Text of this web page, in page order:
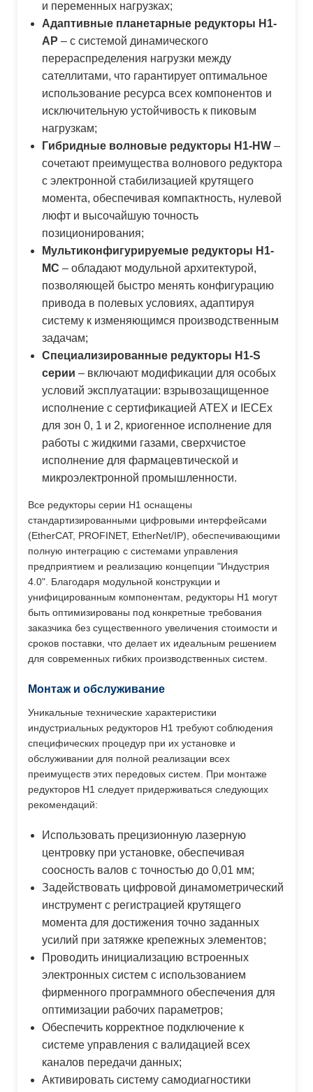
и переменных нагрузках;
Адаптивные планетарные редукторы H1-
AP – с системой динамического
перераспределения нагрузки между
сателлитами, что гарантирует оптимальное
использование ресурса всех компонентов и
исключительную устойчивость к пиковым
нагрузкам;
Гибридные волновые редукторы H1-HW –
сочетают преимущества волнового редуктора
с электронной стабилизацией крутящего
момента, обеспечивая компактность, нулевой
люфт и высочайшую точность
позиционирования;
Мультиконфигурируемые редукторы H1-
MC – обладают модульной архитектурой,
позволяющей быстро менять конфигурацию
привода в полевых условиях, адаптируя
систему к изменяющимся производственным
задачам;
Специализированные редукторы H1-S
серии – включают модификации для особых
условий эксплуатации: взрывозащищенное
исполнение с сертификацией ATEX и IECEx
для зон 0, 1 и 2, криогенное исполнение для
работы с жидкими газами, сверхчистое
исполнение для фармацевтической и
микроэлектронной промышленности.
Все редукторы серии H1 оснащены
стандартизированными цифровыми интерфейсами
(EtherCAT, PROFINET, EtherNet/IP), обеспечивающими
полную интеграцию с системами управления
предприятием и реализацию концепции "Индустрия
4.0". Благодаря модульной конструкции и
унифицированным компонентам, редукторы H1 могут
быть оптимизированы под конкретные требования
заказчика без существенного увеличения стоимости и
сроков поставки, что делает их идеальным решением
для современных гибких производственных систем.
Монтаж и обслуживание
Уникальные технические характеристики
индустриальных редукторов H1 требуют соблюдения
специфических процедур при их установке и
обслуживании для полной реализации всех
преимуществ этих передовых систем. При монтаже
редукторов H1 следует придерживаться следующих
рекомендаций:
Использовать прецизионную лазерную
центровку при установке, обеспечивая
соосность валов с точностью до 0,01 мм;
Задействовать цифровой динамометрический
инструмент с регистрацией крутящего
момента для достижения точно заданных
усилий при затяжке крепежных элементов;
Проводить инициализацию встроенных
электронных систем с использованием
фирменного программного обеспечения для
оптимизации рабочих параметров;
Обеспечить корректное подключение к
системе управления с валидацией всех
каналов передачи данных;
Активировать систему самодиагностики